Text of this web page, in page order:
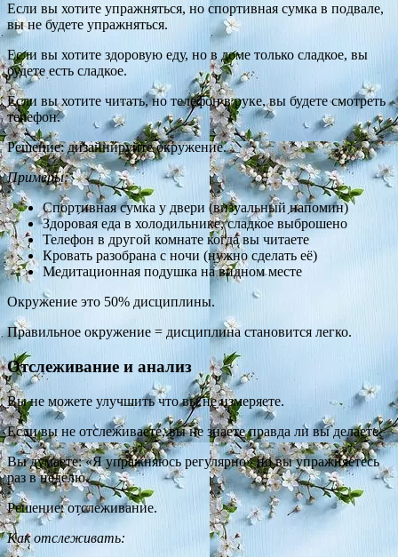
Если вы хотите упражняться, но спортивная сумка в подвале,
вы не будете упражняться.
Если вы хотите здоровую еду, но в доме только сладкое, вы
будете есть сладкое.
Если вы хотите читать, но телефон в руке, вы будете смотреть
телефон.
Решение: дизайнируйте окружение.
Примеры:
Спортивная сумка у двери (визуальный напомин)
Здоровая еда в холодильнике, сладкое выброшено
Телефон в другой комнате когда вы читаете
Кровать разобрана с ночи (нужно сделать её)
Медитационная подушка на видном месте
Окружение это 50% дисциплины.
Правильное окружение = дисциплина становится легко.
Отслеживание и анализ
Вы не можете улучшить что вы не измеряете.
Если вы не отслеживаете, вы не знаете правда ли вы делаете.
Вы думаете: «Я упражняюсь регулярно» но вы упражняетесь
раз в неделю.
Решение: отслеживание.
Как отслеживать: